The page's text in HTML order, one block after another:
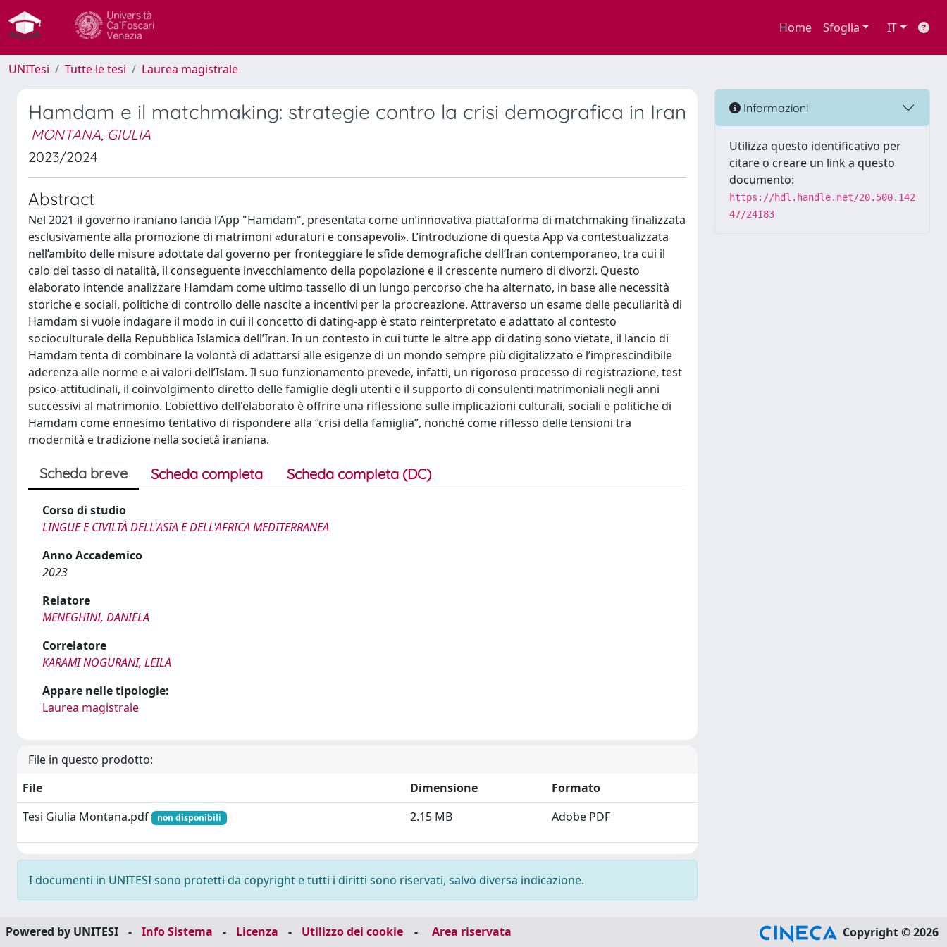
Home Sfoglia IT
UNITesi Tutte le tesi Laurea magistrale
Hamdam e il matchmaking: strategie contro la crisi demografica in Iran
MONTANA, GIULIA
2023/2024
Abstract
Nel 2021 il governo iraniano lancia l’App "Hamdam", presentata come un’innovativa piattaforma di matchmaking finalizzata
esclusivamente alla promozione di matrimoni «duraturi e consapevoli». L’introduzione di questa App va contestualizzata
nell’ambito delle misure adottate dal governo per fronteggiare le sfide demografiche dell’Iran contemporaneo, tra cui il
calo del tasso di natalità, il conseguente invecchiamento della popolazione e il crescente numero di divorzi. Questo
elaborato intende analizzare Hamdam come ultimo tassello di un lungo percorso che ha alternato, in base alle necessità
storiche e sociali, politiche di controllo delle nascite a incentivi per la procreazione. Attraverso un esame delle peculiarità di
Hamdam si vuole indagare il modo in cui il concetto di dating-app è stato reinterpretato e adattato al contesto
socioculturale della Repubblica Islamica dell’Iran. In un contesto in cui tutte le altre app di dating sono vietate, il lancio di
Hamdam tenta di combinare la volontà di adattarsi alle esigenze di un mondo sempre più digitalizzato e l’imprescindibile
aderenza alle norme e ai valori dell’Islam. Il suo funzionamento prevede, infatti, un rigoroso processo di registrazione, test
psico-attitudinali, il coinvolgimento diretto delle famiglie degli utenti e il supporto di consulenti matrimoniali negli anni
successivi al matrimonio. L’obiettivo dell'elaborato è offrire una riflessione sulle implicazioni culturali, sociali e politiche di
Hamdam come ennesimo tentativo di rispondere alla “crisi della famiglia”, nonché come riflesso delle tensioni tra
modernità e tradizione nella società iraniana.
Scheda breve Scheda completa Scheda completa (DC)
Corso di studio
LINGUE E CIVILTÀ DELL'ASIA E DELL'AFRICA MEDITERRANEA
Anno Accademico
2023
Relatore
MENEGHINI, DANIELA
Correlatore
KARAMI NOGURANI, LEILA
Appare nelle tipologie:
Laurea magistrale
File in questo prodotto:
File
Dimensione
Formato
Tesi Giulia Montana.pdf
non disponibili 2.15 MB Adobe PDF
I documenti in UNITESI sono protetti da copyright e tutti i diritti sono riservati, salvo diversa indicazione.
Informazioni
Utilizza questo identificativo per
citare o creare un link a questo
documento:
https://hdl.handle.net/20.500.142
47/24183
Powered by UNITESI - Info Sistema - Licenza - Utilizzo dei cookie - Area riservata Copyright © 2026